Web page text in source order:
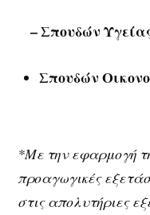
–Σπουδών
Σπουδών
*Με την εφαρμογή
προαγωγικές
στις απολυτήριες